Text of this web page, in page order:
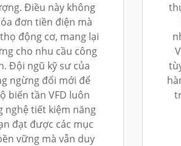
Điều này không
đơn tiền điện mà
động cơ, mang lại
cho nhu cầu công
Đội ngũ kỹ sư của
ngừng đổi mới để
biến tần VFD luôn
nghệ tiết kiệm năng
đạt được các mục
vững mà vẫn duy